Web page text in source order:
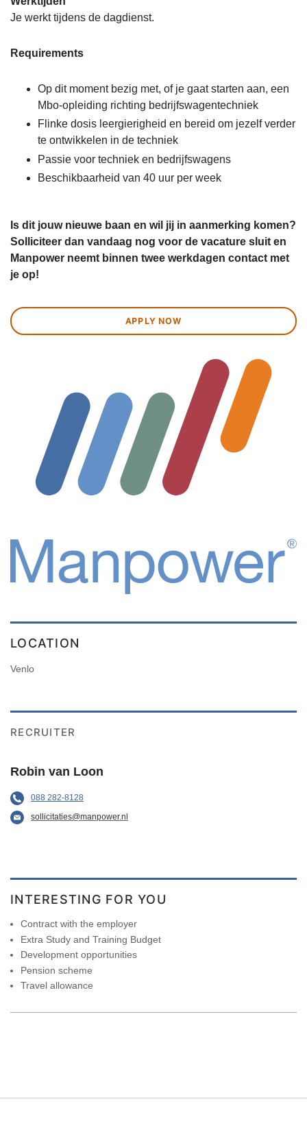
Je werkt tijdens de dagdienst.
Requirements
Op dit moment bezig met, of je gaat starten aan, een
Mbo-opleiding richting bedrijfswagentechniek
Flinke dosis leergierigheid en bereid om jezelf verder
te ontwikkelen in de techniek
Passie voor techniek en bedrijfswagens
Beschikbaarheid van 40 uur per week
Is dit jouw nieuwe baan en wil jij in aanmerking komen?
Solliciteer dan vandaag nog voor de vacature sluit en
Manpower neemt binnen twee werkdagen contact met
je op!
APPLY NOW
LOCATION
Venlo
RECRUITER
Robin van Loon
088 282-8128
sollicitaties@manpower.nl
INTERESTING FOR YOU
Contract with the employer
Extra Study and Training Budget
Development opportunities
Pension scheme
Travel allowance